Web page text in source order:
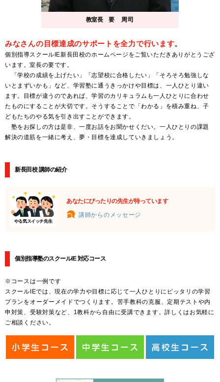
教室長 要 周司
みなさんの目標達成のサポートを全力で行います。
個別指導スクールIE新長田校のホームページをご覧いただきありがとうござ
います。室長の要です。
「学校の成績を上げたい」「志望校に合格したい」「そろそろ勉強しな
いとまずいかも」など、学習塾に通うきっかけや目標は、一人ひとり違い
ます。目標が違うのであれば、学習のカリキュラムも一人ひとりに合わせ
たものにすることが大切です。そうすることで「わかる」を積み重ね、子
どもたちのやる気を引き出すことができます。
塾をお探しの方は是非、一度お話をお聞かせくだい。一人ひとりの課題
解決の道筋を一緒に考え、夢・目標を達成していきましょう。
新長田校 講師の紹介
やる気スイッチ先生
あなたにぴったりの先生が待っています
講師からのメッセージ
個別指導塾のスクールIE 対応コース
※コースは一例です
スクールIEでは、現在の学力や目標に応じて一人ひとりにピッタリの学習
プランをオーダーメイドでつくります。苦手教科の克服、定期テストや内
申対策、受験対策など、1教科から自由に受講できます。詳しくはお気軽に
ご相談ください。